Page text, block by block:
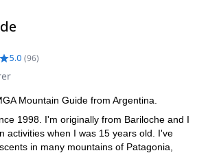
5.0 (96)
Mountain Guide from Argentina.
1998. I'm originally from Bariloche and I
activities when I was 15 years old. I've
in many mountains of Patagonia,